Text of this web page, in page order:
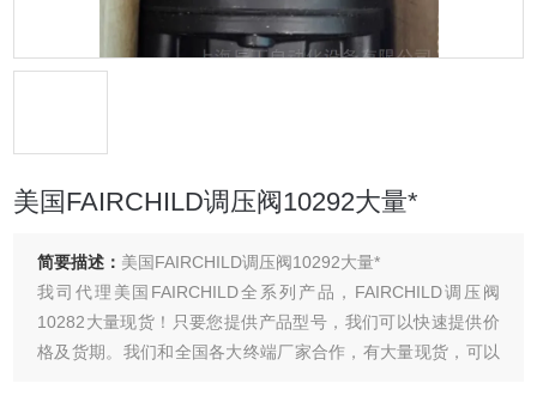
美国FAIRCHILD调压阀10292大量*
简要描述： 美国FAIRCHILD调压阀10292大量*
我司代理美国FAIRCHILD全系列产品，FAIRCHILD调压阀
10282大量现货！只要您提供产品型号，我们可以快速提供价
格及货期。我们和全国各大终端厂家合作，有大量现货，可以